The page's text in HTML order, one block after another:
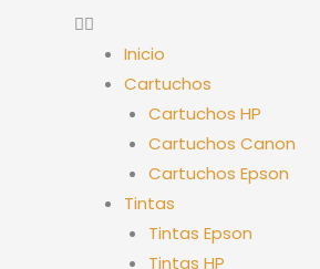
Inicio
Cartuchos
Cartuchos HP
Cartuchos Canon
Cartuchos Epson
Tintas
Tintas Epson
Tintas HP